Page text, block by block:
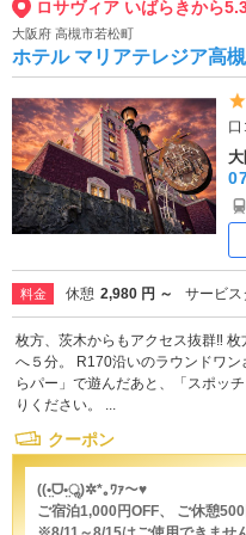
ロサヴィア いばらきから
大阪府 高槻市若松町
ホテル マリアテレジア高槻
料金 休憩 2,980 円 ～ サービス
枚方、茨木からもアクセス抜群‼
へ５分。 R170沿いのラウンドワ
らパー」で遊んだあと、「スポッ
りください。 ...
クーポン
((•̤ᗜ•̤ॢ)✲*｡ﾜｧ〜♥︎
ご宿泊1,000円OFF、 ご休憩